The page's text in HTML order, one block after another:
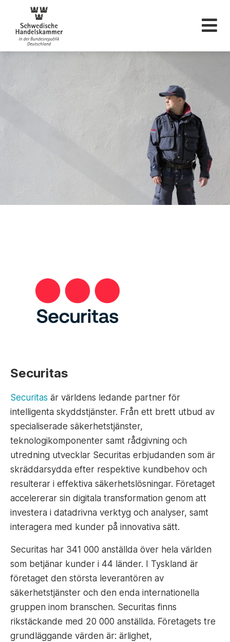
Svenska
Securitas
Securitas är världens ledande partner för
intelligenta skyddstjänster. Från ett brett utbud av
specialiserade säkerhetstjänster,
teknologikomponenter samt rådgivning och
utredning utvecklar Securitas erbjudanden som är
skräddarsydda efter respektive kundbehov och
resulterar i effektiva säkerhetslösningar. Företaget
accelererar sin digitala transformation genom att
investera i datadrivna verktyg och analyser, samt
interagera med kunder på innovativa sätt.
Securitas har 341 000 anställda över hela världen
som betjänar kunder i 44 länder. I Tyskland är
företaget den största leverantören av
säkerhetstjänster och den enda internationella
gruppen inom branschen. Securitas finns
rikstäckande med 20 000 anställda. Företagets tre
grundläggande värden är: ärlighet,